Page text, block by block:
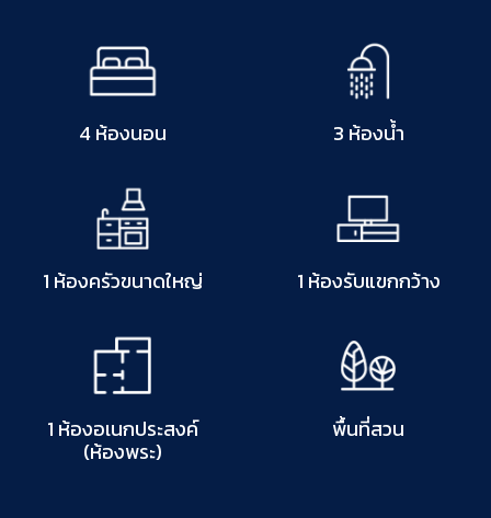
4 ห้องนอน 3 ห้องน้ำ
1 ห้องครัวขนาดใหญ่ 1 ห้องรับแขกกว้าง
1 ห้องอเนกประสงค์
(ห้องพระ)
พื้นที่สวน